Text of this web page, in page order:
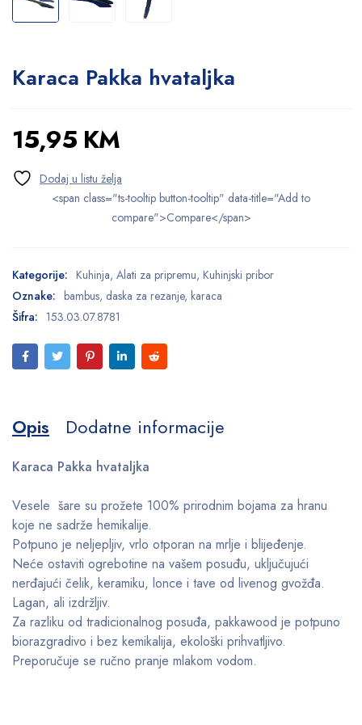
Karaca Pakka hvataljka
15,95 KM
<span class="ts-tooltip button-tooltip" data-title="Add to
compare">Compare</span>
Kategorije: Kuhinja, Alati za pripremu, Kuhinjski pribor
Oznake: bambus, daska za rezanje, karaca
Šifra: 153.03.07.8781
Opis Dodatne informacije
Karaca Pakka hvataljka
Vesele šare su prožete 100% prirodnim bojama za hranu
koje ne sadrže hemikalije.
Potpuno je neljepljiv, vrlo otporan na mrlje i blijeđenje.
Neće ostaviti ogrebotine na vašem posuđu, uključujući
nerđajući čelik, keramiku, lonce i tave od livenog gvožđa.
Lagan, ali izdržljiv.
Za razliku od tradicionalnog posuđa, pakkawood je potpuno
biorazgradivo i bez kemikalija, ekološki prihvatljivo.
Preporučuje se ručno pranje mlakom vodom.